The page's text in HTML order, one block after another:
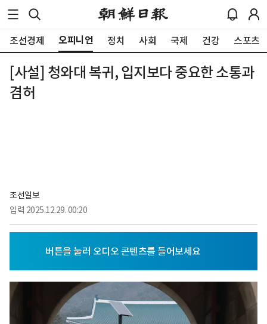
조선경제 오피니언 정치 사회 국제 건강 스포츠
[사설] 청와대 복귀, 입지보다 중요한 소통과
겸허
조선일보
입력 2025.12.29. 00:20